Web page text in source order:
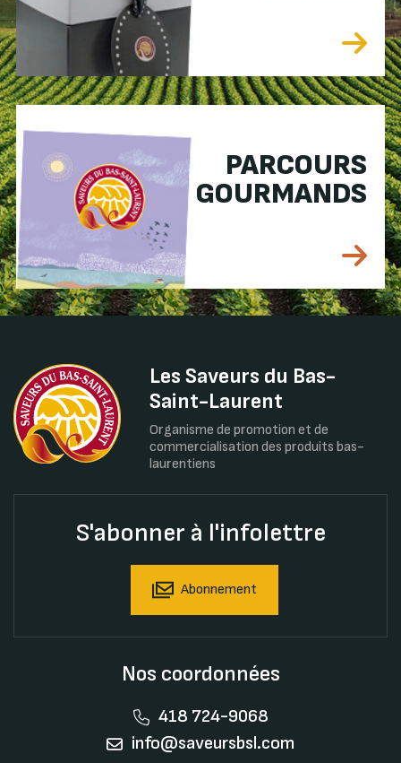
PARCOURS
GOURMANDS
Les Saveurs du Bas-
Saint-Laurent
Organisme de promotion et de
commercialisation des produits bas-
laurentiens
S'abonner à l'infolettre
Abonnement
Nos coordonnées
418 724-9068
info@saveursbsl.com